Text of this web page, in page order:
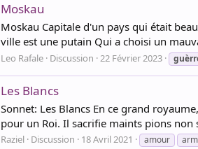
Moskau
Moskau Capitale d'un pays qui était
ville est une putain Qui a choisi un
Leo Rafale Discussion 22 Février 2023
Les Blancs
Sonnet: Les Blancs En ce grand
pour un Roi. Il sacrifie maints pions non
Raziel Discussion 18 Avril 2021 amour